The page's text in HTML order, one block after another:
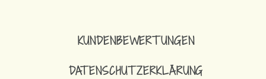
KUNDENBEWERTUNGEN
DATENSCHUTZERKLÄRUNG